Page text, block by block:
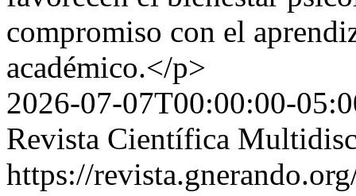
compromiso con el
académico.</p>
2026-07-07T00:00:00-
Revista Científica
https://